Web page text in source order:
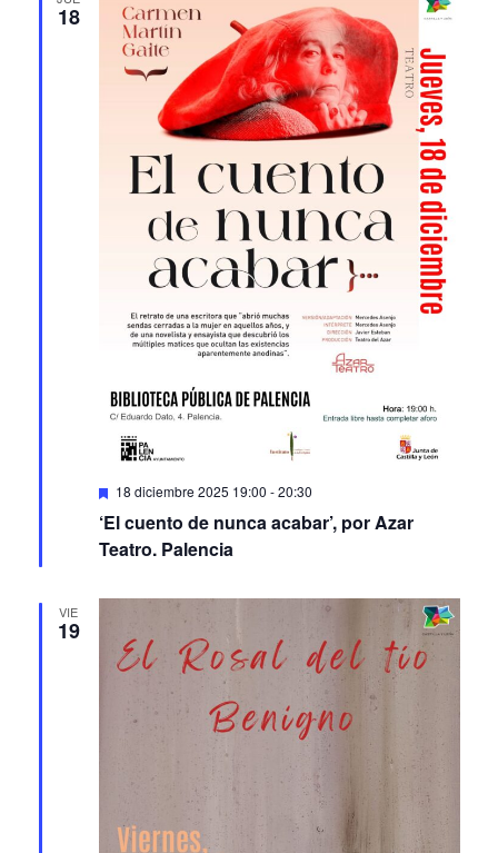
18
Featured
18 diciembre 2025 19:00 -20:30
‘El cuento de nunca acabar’, por Azar
Teatro. Palencia
VIE
19